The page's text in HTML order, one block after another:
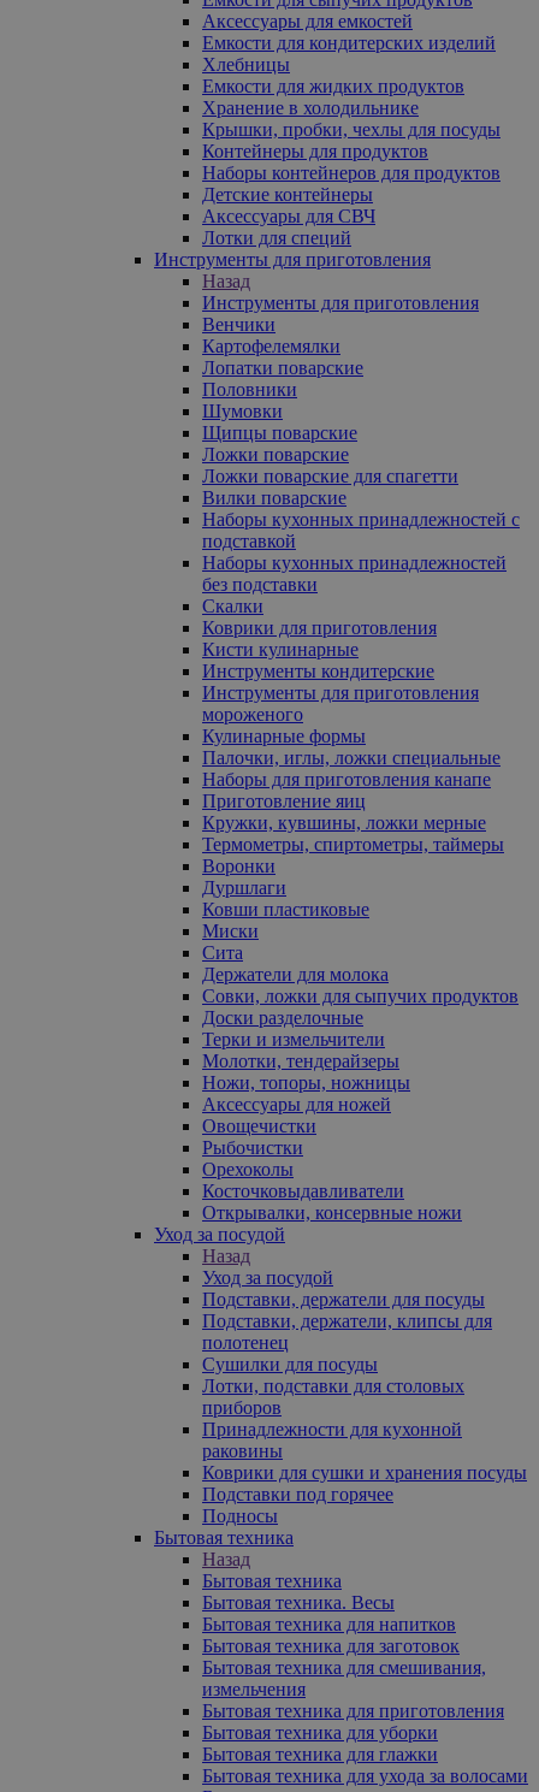
Аксессуары для емкостей
Емкости для кондитерских изделий
Хлебницы
Емкости для жидких продуктов
Хранение в холодильнике
Крышки, пробки, чехлы для посуды
Контейнеры для продуктов
Наборы контейнеров для продуктов
Детские контейнеры
Аксессуары для СВЧ
Лотки для специй
Инструменты для приготовления
Назад
Инструменты для приготовления
Венчики
Картофелемялки
Лопатки поварские
Половники
Шумовки
Щипцы поварские
Ложки поварские
Ложки поварские для спагетти
Вилки поварские
Наборы кухонных принадлежностей с
подставкой
Наборы кухонных принадлежностей
без подставки
Скалки
Коврики для приготовления
Кисти кулинарные
Инструменты кондитерские
Инструменты для приготовления
мороженого
Кулинарные формы
Палочки, иглы, ложки специальные
Наборы для приготовления канапе
Приготовление яиц
Кружки, кувшины, ложки мерные
Термометры, спиртометры, таймеры
Воронки
Дуршлаги
Ковши пластиковые
Миски
Сита
Держатели для молока
Совки, ложки для сыпучих продуктов
Доски разделочные
Терки и измельчители
Молотки, тендерайзеры
Ножи, топоры, ножницы
Аксессуары для ножей
Овощечистки
Рыбочистки
Орехоколы
Косточковыдавливатели
Открывалки, консервные ножи
Уход за посудой
Назад
Уход за посудой
Подставки, держатели для посуды
Подставки, держатели, клипсы для
полотенец
Сушилки для посуды
Лотки, подставки для столовых
приборов
Принадлежности для кухонной
раковины
Коврики для сушки и хранения посуды
Подставки под горячее
Подносы
Бытовая техника
Назад
Бытовая техника
Бытовая техника. Весы
Бытовая техника для напитков
Бытовая техника для заготовок
Бытовая техника для смешивания,
измельчения
Бытовая техника для приготовления
Бытовая техника для уборки
Бытовая техника для глажки
Бытовая техника для ухода за волосами